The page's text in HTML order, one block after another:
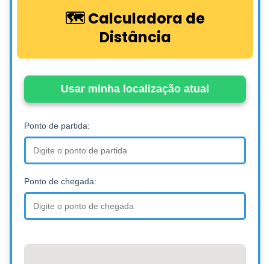
🗺️ Calculadora de
Distância
Usar minha localização atual
Ponto de partida:
Ponto de chegada: